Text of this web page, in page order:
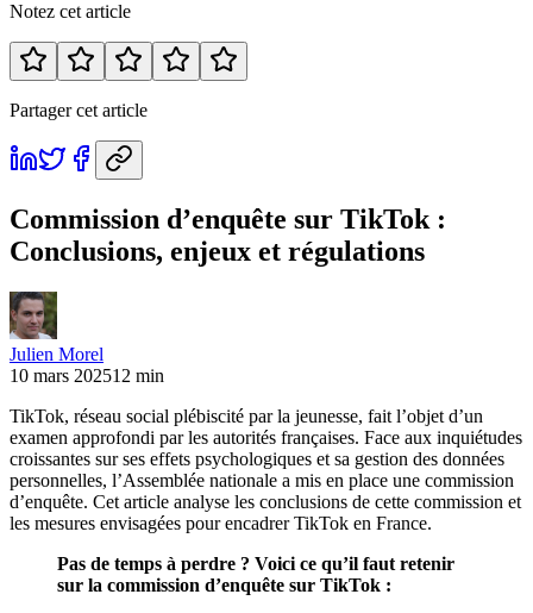
Notez cet article
Partager cet article
Commission d’enquête sur TikTok :
Conclusions, enjeux et régulations
Julien Morel
10 mars 202512 min
TikTok, réseau social plébiscité par la jeunesse, fait l’objet d’un
examen approfondi par les autorités françaises. Face aux inquiétudes
croissantes sur ses effets psychologiques et sa gestion des données
personnelles, l’Assemblée nationale a mis en place une commission
d’enquête. Cet article analyse les conclusions de cette commission et
les mesures envisagées pour encadrer TikTok en France.
Pas de temps à perdre ? Voici ce qu’il faut retenir
sur la commission d’enquête sur TikTok :